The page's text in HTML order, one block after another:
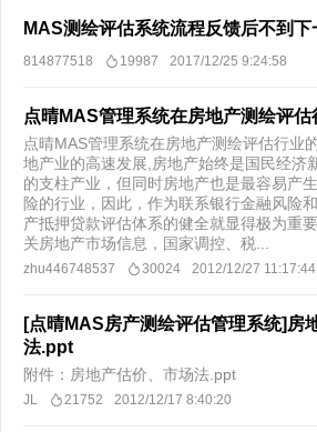
MAS测绘评估系统流程反馈后不到下
814877518 19987 2017/12/25 9:24:58
点晴MAS管理系统在房地产测绘评估
点晴MAS管理系统在房地产测绘评估行业
地产业的高速发展,房地产始终是国民经济
的支柱产业，但同时房地产也是最容易产
险的行业，因此，作为联系银行金融风险
产抵押贷款评估体系的健全就显得极为重
关房地产市场信息，国家调控、税...
zhu446748537 30024 2012/12/27 11:17:44
[点晴MAS房产测绘评估管理系统]房
法.ppt
附件：房地产估价、市场法.ppt
JL 21752 2012/12/17 8:40:20